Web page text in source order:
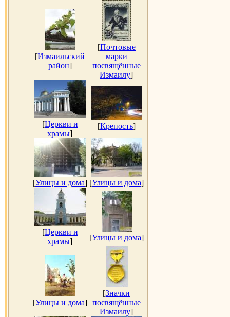
[Измаильский
район]
[Почтовые
марки
посвящённые
Измаилу]
[Церкви и
храмы]
[Крепость]
[Улицы и дома] [Улицы и дома]
[Церкви и
храмы] [Улицы и дома]
[Улицы и дома]
[Значки
посвящённые
Измаилу]